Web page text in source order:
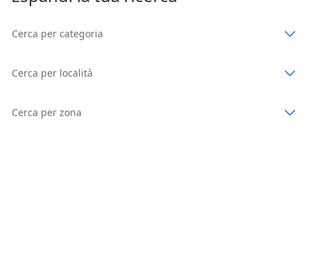
Cerca per categoria
Cerca per località
Cerca per zona